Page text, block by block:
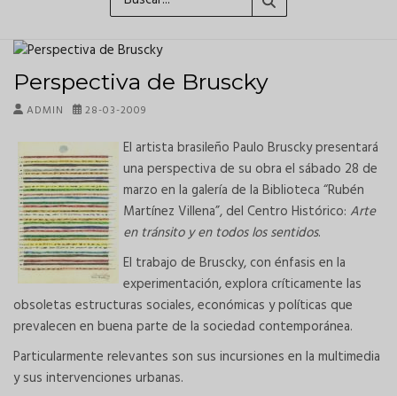
Perspectiva de Bruscky
ADMIN 28-03-2009
El artista brasileño Paulo Bruscky presentará
una perspectiva de su obra el sábado 28 de
marzo en la galería de la Biblioteca “Rubén
Martínez Villena”, del Centro Histórico: Arte
en tránsito y en todos los sentidos.
El trabajo de Bruscky, con énfasis en la
experimentación, explora críticamente las
obsoletas estructuras sociales, económicas y políticas que
prevalecen en buena parte de la sociedad contemporánea.
Particularmente relevantes son sus incursiones en la multimedia
y sus intervenciones urbanas.